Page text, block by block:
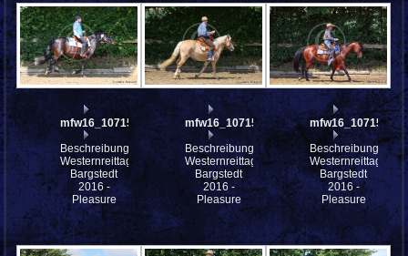
mfw16_107152ww
Beschreibung:
Westernreittage
Bargstedt
2016 -
Pleasure
mfw16_107151ww
Beschreibung:
Westernreittage
Bargstedt
2016 -
Pleasure
mfw16_107150ww
Beschreibung:
Westernreittage
Bargstedt
2016 -
Pleasure